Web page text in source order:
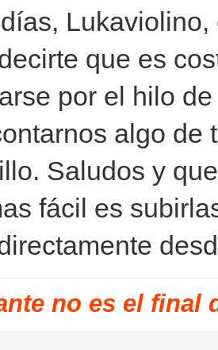
que es
por el hilo
algo de
Saludos y
fácil es
no es el final